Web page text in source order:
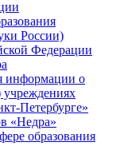
России)
Федерации
информации о
Петербурге»
«Недра»
образования